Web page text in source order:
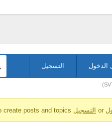
الدخول التسجيل
or التسجيل